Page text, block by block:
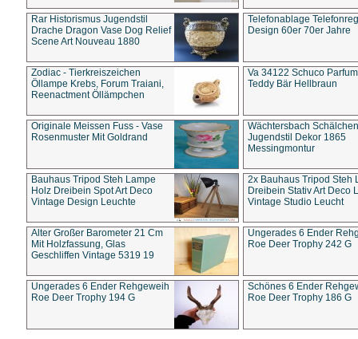
Rar Historismus Jugendstil
Drache Dragon Vase Dog Relief
Scene Art Nouveau 1880
Telefonablage
Design 60er 70er Jahre
Zodiac - Tierkreiszeichen
Öllampe Krebs, Forum Traiani,
Reenactment Öllämpchen
Va 34122 Schuco
Teddy Bär Hellbraun
Originale Meissen Fuss - Vase
Rosenmuster Mit Goldrand
Wächtersbach Schälchen
Jugendstil Dekor 1865
Messingmontur
Bauhaus Tripod Steh Lampe
Holz Dreibein Spot Art Deco
Vintage Design Leuchte
2x Bauhaus Tripod Steh
Dreibein Stativ Art Deco
Vintage Studio Leucht
Alter Großer Barometer 21 Cm
Mit Holzfassung, Glas
Geschliffen Vintage 5319 19
Ungerades 6 Ender
Roe Deer Trophy 242 G
Ungerades 6 Ender Rehgeweih
Roe Deer Trophy 194 G
Schönes 6 Ender
Roe Deer Trophy 186 G